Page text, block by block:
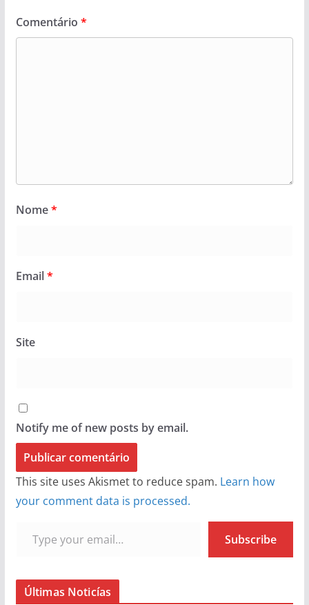
Comentário *
Nome*
Email*
Site
Notify me of new posts by email.
This site uses Akismet to reduce spam. Learn how
your comment data is processed.
Subscribe
Últimas Noticías